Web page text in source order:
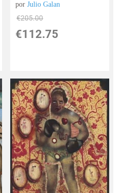
porJulio Galan
€205.00
€112.75